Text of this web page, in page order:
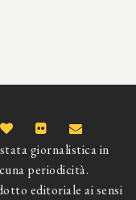
giornalistica in
periodicità.
editoriale ai sensi